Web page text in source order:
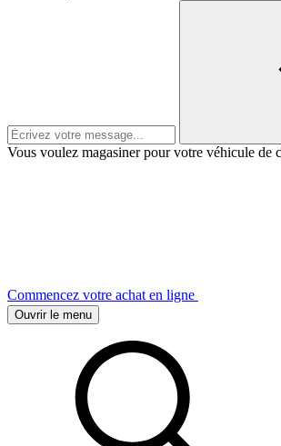
Vous voulez magasiner pour votre véhicule de
Commencez votre achat en ligne
Ouvrir le menu